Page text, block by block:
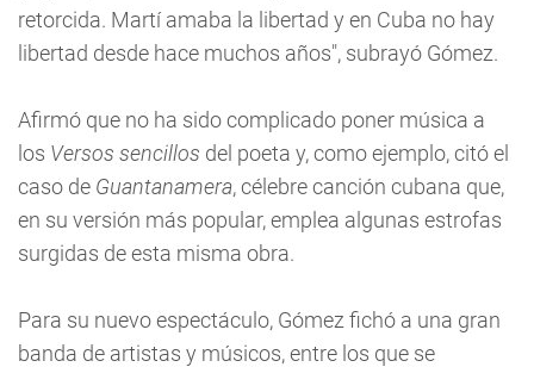
retorcida. Martí amaba la libertad y en Cuba no hay
libertad desde hace muchos años", subrayó Gómez.
Afirmó que no ha sido complicado poner música a
los Versos sencillos del poeta y, como ejemplo, citó el
caso de Guantanamera, célebre canción cubana que,
en su versión más popular, emplea algunas estrofas
surgidas de esta misma obra.
Para su nuevo espectáculo, Gómez fichó a una gran
banda de artistas y músicos, entre los que se